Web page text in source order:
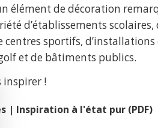
élément de décoration
d’établissements
centres sportifs, d’installations
et de bâtiments publics.
inspirer !
| Inspiration à l'état pur (PDF)